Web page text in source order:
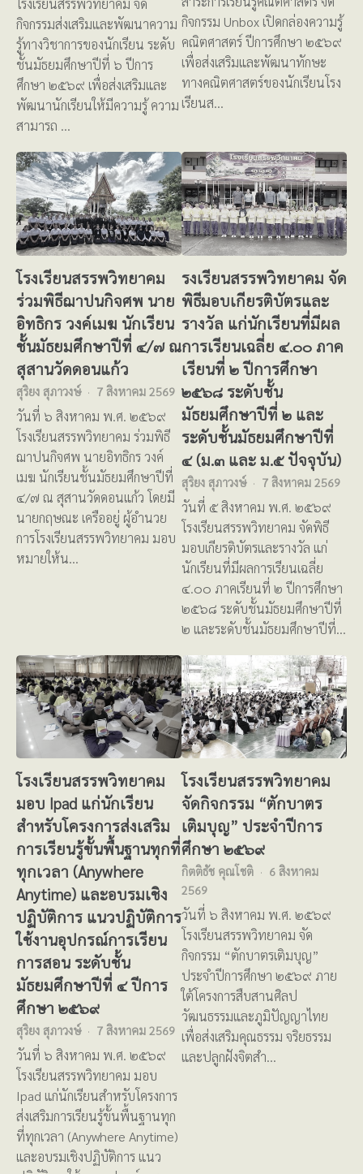
โรงเรียนสรรพวิทยาคม จัด
กิจกรรมส่งเสริมและพัฒนาความ
รู้ทางวิชาการของนักเรียน ระดับ
ชั้นมัธยมศึกษาปีที่ ๖ ปีการ
ศึกษา ๒๕๖๙ เพื่อส่งเสริมและ
พัฒนานักเรียนให้มีความรู้ ความ
สามารถ …
กิจกรรม Unbox เปิดกล่องความรู้
คณิตศาสตร์ ปีการศึกษา ๒๕๖๙
เพื่อส่งเสริมและพัฒนาทักษะ
ทางคณิตศาสตร์ของนักเรียนโรง
เรียนส…
โรงเรียนสรรพวิทยาคม
ร่วมพิธีฌาปนกิจศพ นาย
อิทธิกร วงค์เมฆ นักเรียน
ชั้นมัธยมศึกษาปีที่ ๔/๗ ณ
สุสานวัดดอนแก้ว
สุริยง สุภาวงษ์ 7 สิงหาคม 2569
วันที่ ๖ สิงหาคม พ.ศ. ๒๕๖๙
โรงเรียนสรรพวิทยาคม ร่วมพิธี
ฌาปนกิจศพ นายอิทธิกร วงค์
เมฆ นักเรียนชั้นมัธยมศึกษาปีที่
๔/๗ ณ สุสานวัดดอนแก้ว โดยมี
นายกฤษณะ เครืออยู่ ผู้อำนวย
การโรงเรียนสรรพวิทยาคม มอบ
หมายให้น…
รงเรียนสรรพวิทยาคม จัด
พิธีมอบเกียรติบัตรและ
รางวัล แก่นักเรียนที่มีผล
การเรียนเฉลี่ย ๔.๐๐ ภาค
เรียนที่ ๒ ปีการศึกษา
๒๕๖๘ ระดับชั้น
มัธยมศึกษาปีที่ ๒ และ
ระดับชั้นมัธยมศึกษาปีที่
๔ (ม.๓ และ ม.๕ ปัจจุบัน)
สุริยง สุภาวงษ์ 7 สิงหาคม 2569
วันที่ ๕ สิงหาคม พ.ศ. ๒๕๖๙
โรงเรียนสรรพวิทยาคม จัดพิธี
มอบเกียรติบัตรและรางวัล แก่
นักเรียนที่มีผลการเรียนเฉลี่ย
๔.๐๐ ภาคเรียนที่ ๒ ปีการศึกษา
๒๕๖๘ ระดับชั้นมัธยมศึกษาปีที่
๒ และระดับชั้นมัธยมศึกษาปีที่…
โรงเรียนสรรพวิทยาคม
มอบ Ipad แก่นักเรียน
สำหรับโครงการส่งเสริม
การเรียนรู้ขั้นพื้นฐานทุกที่
ทุกเวลา (Anywhere
Anytime) และอบรมเชิง
ปฏิบัติการ แนวปฏิบัติการ
ใช้งานอุปกรณ์การเรียน
การสอน ระดับชั้น
มัธยมศึกษาปีที่ ๔ ปีการ
ศึกษา ๒๕๖๙
สุริยง สุภาวงษ์ 7 สิงหาคม 2569
วันที่ ๖ สิงหาคม พ.ศ. ๒๕๖๙
โรงเรียนสรรพวิทยาคม มอบ
Ipad แก่นักเรียนสำหรับโครงการ
ส่งเสริมการเรียนรู้ขั้นพื้นฐานทุก
ที่ทุกเวลา (Anywhere Anytime)
และอบรมเชิงปฏิบัติการ แนว
โรงเรียนสรรพวิทยาคม
จัดกิจกรรม “ตักบาตร
เติมบุญ” ประจำปีการ
ศึกษา ๒๕๖๙
กิตติธัช คุณโชติ
6 สิงหาคม
2569
วันที่ ๖ สิงหาคม พ.ศ. ๒๕๖๙
โรงเรียนสรรพวิทยาคม จัด
กิจกรรม “ตักบาตรเติมบุญ”
ประจำปีการศึกษา ๒๕๖๙ ภาย
ใต้โครงการสืบสานศิลป
วัฒนธรรมและภูมิปัญญาไทย
เพื่อส่งเสริมคุณธรรม จริยธรรม
และปลูกฝังจิตสำ…